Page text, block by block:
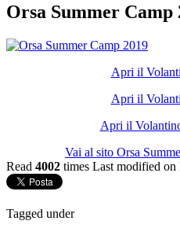
Orsa Summer Camp
Apri il
Apri il
Apri il
Vai al sito Orsa
Read 4002 times Last modified on
Tagged under